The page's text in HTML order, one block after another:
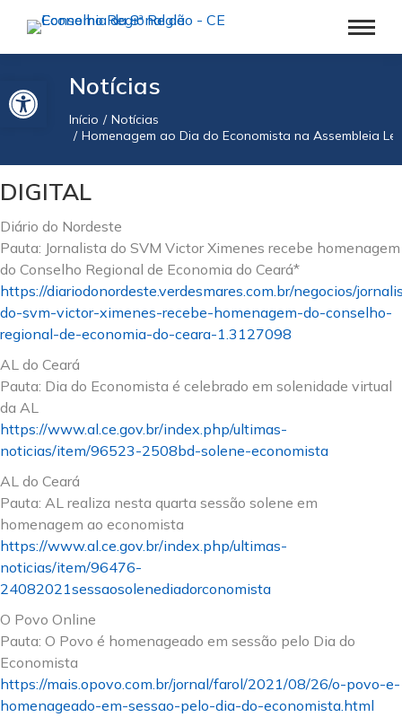
Barra de Ferramentas AbertaNotícias
Você está aqui:
Início
Notícias
Homenagem ao Dia do Economista na Assembleia
DIGITAL
Diário do Nordeste
Pauta: Jornalista do SVM Victor Ximenes recebe homenagem
do Conselho Regional de Economia do Ceará*
https://diariodonordeste.verdesmares.com.br/negocios/
do-svm-victor-ximenes-recebe-homenagem-do-conselho-
regional-de-economia-do-ceara-1.3127098
AL do Ceará
Pauta: Dia do Economista é celebrado em solenidade virtual
da AL
https://www.al.ce.gov.br/index.php/ultimas-
noticias/item/96523-2508bd-solene-economista
AL do Ceará
Pauta: AL realiza nesta quarta sessão solene em
homenagem ao economista
https://www.al.ce.gov.br/index.php/ultimas-
noticias/item/96476-
24082021sessaosolenediadorconomista
O Povo Online
Pauta: O Povo é homenageado em sessão pelo Dia do
Economista
https://mais.opovo.com.br/jornal/farol/2021/08/26/o-povo-e-
homenageado-em-sessao-pelo-dia-do-economista.html